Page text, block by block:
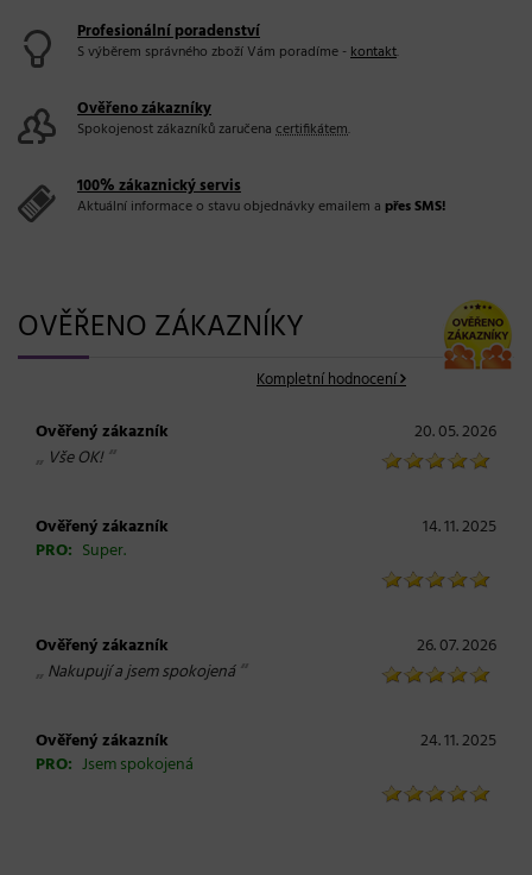
Profesionální poradenství
S výběrem správného zboží Vám poradíme -kontakt.
Ověřeno zákazníky
Spokojenost zákazníků zaručena certifikátem.
100% zákaznický servis
Aktuální informace o stavu objednávky emailem a přes SMS!
OVĚŘENO ZÁKAZNÍKY
Kompletní hodnocení
Ověřený zákazník 20. 05. 2026
„ Vše OK!“
Ověřený zákazník
14. 11. 2025
PRO: Super.
Ověřený zákazník 26. 07. 2026
„ Nakupují a jsem spokojená“
Ověřený zákazník
24. 11. 2025
PRO: Jsem spokojená